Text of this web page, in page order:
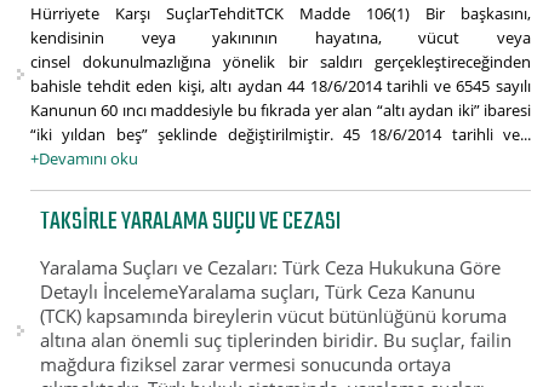
Hürriyete Karşı SuçlarTehditTCK Madde 106(1) Bir başkasını,
kendisinin veya yakınının hayatına, vücut veya
cinsel dokunulmazlığına yönelik bir saldırı gerçekleştireceğinden
bahisle tehdit eden kişi, altı aydan 44 18/6/2014 tarihli ve 6545 sayılı
Kanunun 60 ıncı maddesiyle bu fıkrada yer alan “altı aydan iki” ibaresi
“iki yıldan beş” şeklinde değiştirilmiştir. 45 18/6/2014 tarihli ve...
+Devamını oku
TAKSIRLE YARALAMA SUÇU VE CEZASI
Yaralama Suçları ve Cezaları: Türk Ceza Hukukuna Göre
Detaylı İncelemeYaralama suçları, Türk Ceza Kanunu
(TCK) kapsamında bireylerin vücut bütünlüğünü koruma
altına alan önemli suç tiplerinden biridir. Bu suçlar, failin
mağdura fiziksel zarar vermesi sonucunda ortaya